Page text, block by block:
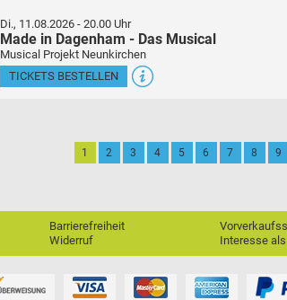
Di., 11.08.2026 - 20.00 Uhr
Made in Dagenham - Das Musical
Musical Projekt Neunkirchen
TICKETS BESTELLEN
1 2 3 4 5 6 7 8 9
Barrierefreiheit
Widerruf
Interesse